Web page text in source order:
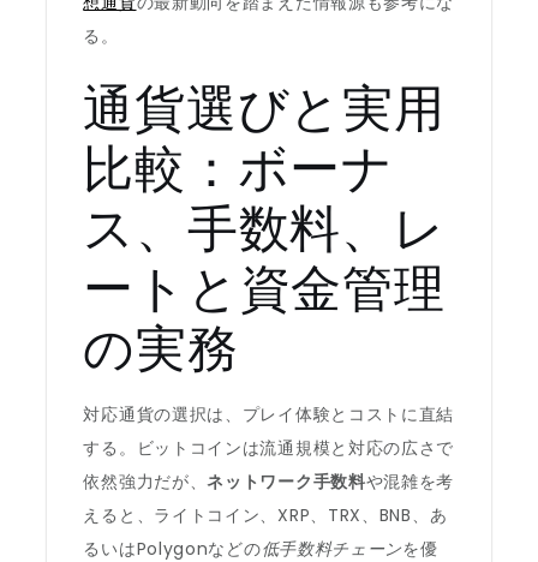
る。
通貨選びと実用
比較：ボーナ
ス、手数料、レ
ートと資金管理
の実務
対応通貨の選択は、プレイ体験とコストに直結
する。ビットコインは流通規模と対応の広さで
依然強力だが、ネットワーク手数料や混雑を考
えると、ライトコイン、XRP、TRX、BNB、あ
るいはPolygonなどの低手数料チェーンを優